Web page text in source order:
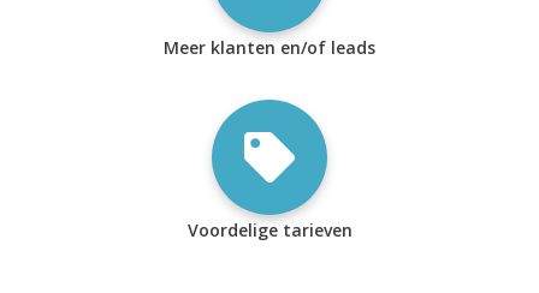
Meer klanten en/of leads
Voordelige tarieven